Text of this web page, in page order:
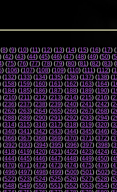
8) (9) (10) (11) (12) (13) (14) (15) (16) (17) (
) (42) (43) (44) (45) (46) (47) (48) (49) (50) (
) (75) (76) (77) (78) (79) (80) (81) (82) (83) (
) (106) (107) (108) (109) (110) (111) (112) (
(132) (133) (134) (135) (136) (137) (138) (
(158) (159) (160) (161) (162) (163) (164) (
(184) (185) (186) (187) (188) (189) (190) (
) (210) (211) (212) (213) (214) (215) (216) (
(236) (237) (238) (239) (240) (241) (242) (
(262) (263) (264) (265) (266) (267) (268) (
(288) (289) (290) (291) (292) (293) (294) (
(314) (315) (316) (317) (318) (319) (320) (
(340) (341) (342) (343) (344) (345) (346) (
(366) (367) (368) (369) (370) (371) (372) (
) (392) (393) (394) (395) (396) (397) (398) (
(418) (419) (420) (421) (422) (423) (424) (
(444) (445) (446) (447) (448) (449) (450) (
(470) (471) (472) (473) (474) (475) (476) (
) (496) (497) (498) (499) (500) (501) (502) (
(522) (523) (524) (525) (526) (527) (528) (
(548) (549) (550) (551) (552) (553) (554) (